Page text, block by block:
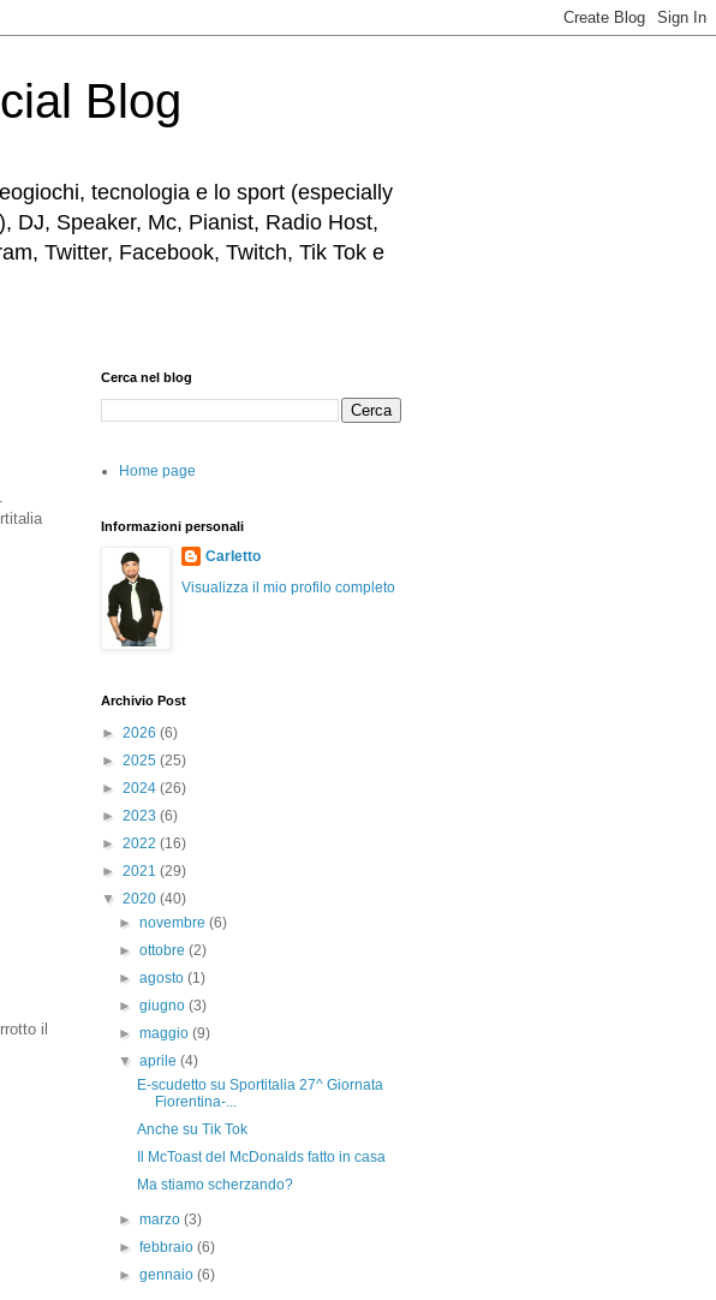
Blog
tecnologia e lo sport (especially
DJ, Speaker, Mc, Pianist, Radio Host,
Twitter, Facebook, Twitch, Tik Tok e
il
Cerca nel blog
Home page
Informazioni personali
Carletto
Visualizza il mio profilo completo
Archivio Post
► 2026 (6)
► 2025 (25)
► 2024 (26)
► 2023 (6)
► 2022 (16)
► 2021 (29)
▼ 2020 (40)
►novembre(6)
►ottobre(2)
►agosto(1)
►giugno(3)
►maggio(9)
▼aprile(4)
E-scudetto su Sportitalia 27^ Giornata
Fiorentina-...
Anche su Tik Tok
Il McToast del McDonalds fatto in casa
Ma stiamo scherzando?
►marzo(3)
►febbraio(6)
►gennaio(6)